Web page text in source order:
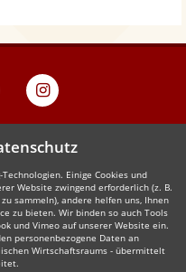
Blog
eventpeppers
Instagram
Show
Einige Cookies und
Website zwingend erforderlich (z. B.
sammeln), andere helfen uns, Ihnen
zu bieten. Wir binden so auch Tools
und Vimeo auf unserer Website ein.
personenbezogene Daten an
Wirtschaftsraums - übermittelt